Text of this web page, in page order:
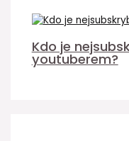
Kdo je
youtuberem?